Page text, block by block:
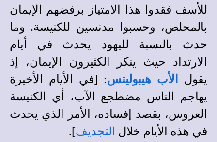
للأسف فقدوا هذا الامتياز برفضهم الإيمان
بالمخلص، وحسبوا مدنسين للكنيسة. وما
حدث بالنسبة لليهود يحدث في أيام
الارتداد حيث ينكر الكثيرون الإيمان، إذ
يقول
الأب هيبوليتس: [في الأيام الأخيرة
يهاجم الناس مضطجع الآب، أي الكنيسة
العروس، بقصد إفساده، الأمر الذي يحدث
في هذه الأيام خلال
التجديف].